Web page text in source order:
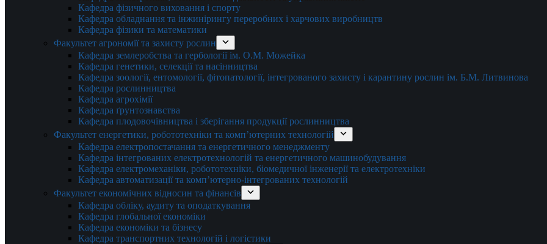
Кафедра фізичного виховання і спорту
Кафедра обладнання та інжинірингу переробних і харчових виробництв
Кафедра фізики та математики
Факультет агрономії та захисту рослин
Кафедра землеробства та гербології ім. О.М. Можейка
Кафедра генетики, селекції та насінництва
Кафедра зоології, ентомології, фітопатології, інтегрованого захисту і карантину рослин ім. Б.М. Литвинова
Кафедра рослинництва
Кафедра агрохімії
Кафедра ґрунтознавства
Кафедра плодовочівництва і зберігання продукції рослинництва
Факультет енергетики, робототехніки та комп’ютерних технологій
Кафедра електропостачання та енергетичного менеджменту
Кафедра інтегрованих електротехнологій та енергетичного машинобудування
Кафедра електромеханіки, робототехніки, біомедичної інженерії та електротехніки
Кафедра автоматизації та комп’ютерно-інтегрованих технологій
Факультет економічних відносин та фінансів
Кафедра обліку, аудиту та оподаткування
Кафедра глобальної економіки
Кафедра економіки та бізнесу
Кафедра транспортних технологій і логістики